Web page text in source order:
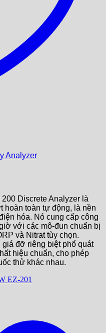
Analyzer
Discrete Analyzer là
hoàn toàn tự động, là nền
hóa. Nó cung cấp công
với các mô-đun chuẩn bị
và Nitrat tùy chọn.
đỡ riêng biệt phổ quát
hiệu chuẩn, cho phép
thử khác nhau.